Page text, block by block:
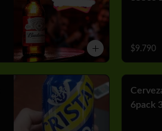
$9.790
6pack